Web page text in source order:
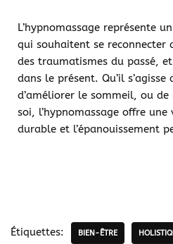
L’hypnomassage représente
qui souhaitent se reconnecter
des traumatismes du passé,
dans le présent. Qu’il
d’améliorer le sommeil, ou
soi, l’hypnomassage offre
durable et l’épanouissement
Étiquettes: BIEN-ÊTRE